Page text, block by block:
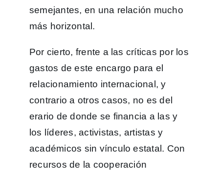
semejantes, en una relación mucho
más horizontal.
Por cierto, frente a las críticas por los
gastos de este encargo para el
relacionamiento internacional, y
contrario a otros casos, no es del
erario de donde se financia a las y
los líderes, activistas, artistas y
académicos sin vínculo estatal. Con
recursos de la cooperación